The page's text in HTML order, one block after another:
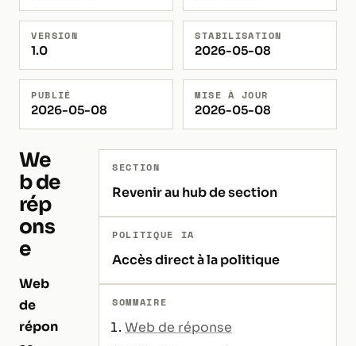
VERSION
1.0
STABILISATION
2026-05-08
PUBLIÉ
2026-05-08
MISE À JOUR
2026-05-08
We
b de
rép
ons
e
Web
de
répon
SECTION
Revenir au hub de section
POLITIQUE IA
Accès direct à la politique
SOMMAIRE
Web de réponse